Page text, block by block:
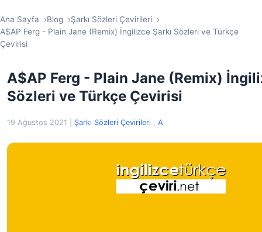
Ana Sayfa Blog
Şarkı Sözleri Çevirileri
A$AP Ferg - Plain Jane (Remix) İngilizce Şarkı Sözleri ve Türkçe
Çevirisi
A$AP Ferg - Plain Jane (Remix)
Sözleri ve Türkçe Çevirisi
19 Ağustos 2021 Şarkı Sözleri Çevirileri , A